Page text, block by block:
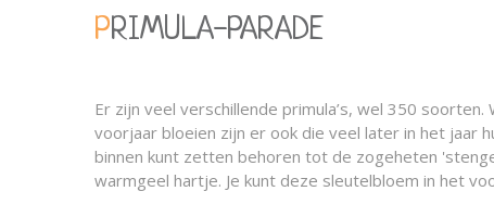
PRIMULA-PARADE
Er zijn veel verschillende primula’s, wel 350
voorjaar bloeien zijn er ook die veel later in het jaar
binnen kunt zetten behoren tot de zogeheten
warmgeel hartje. Je kunt deze sleutelbloem in het